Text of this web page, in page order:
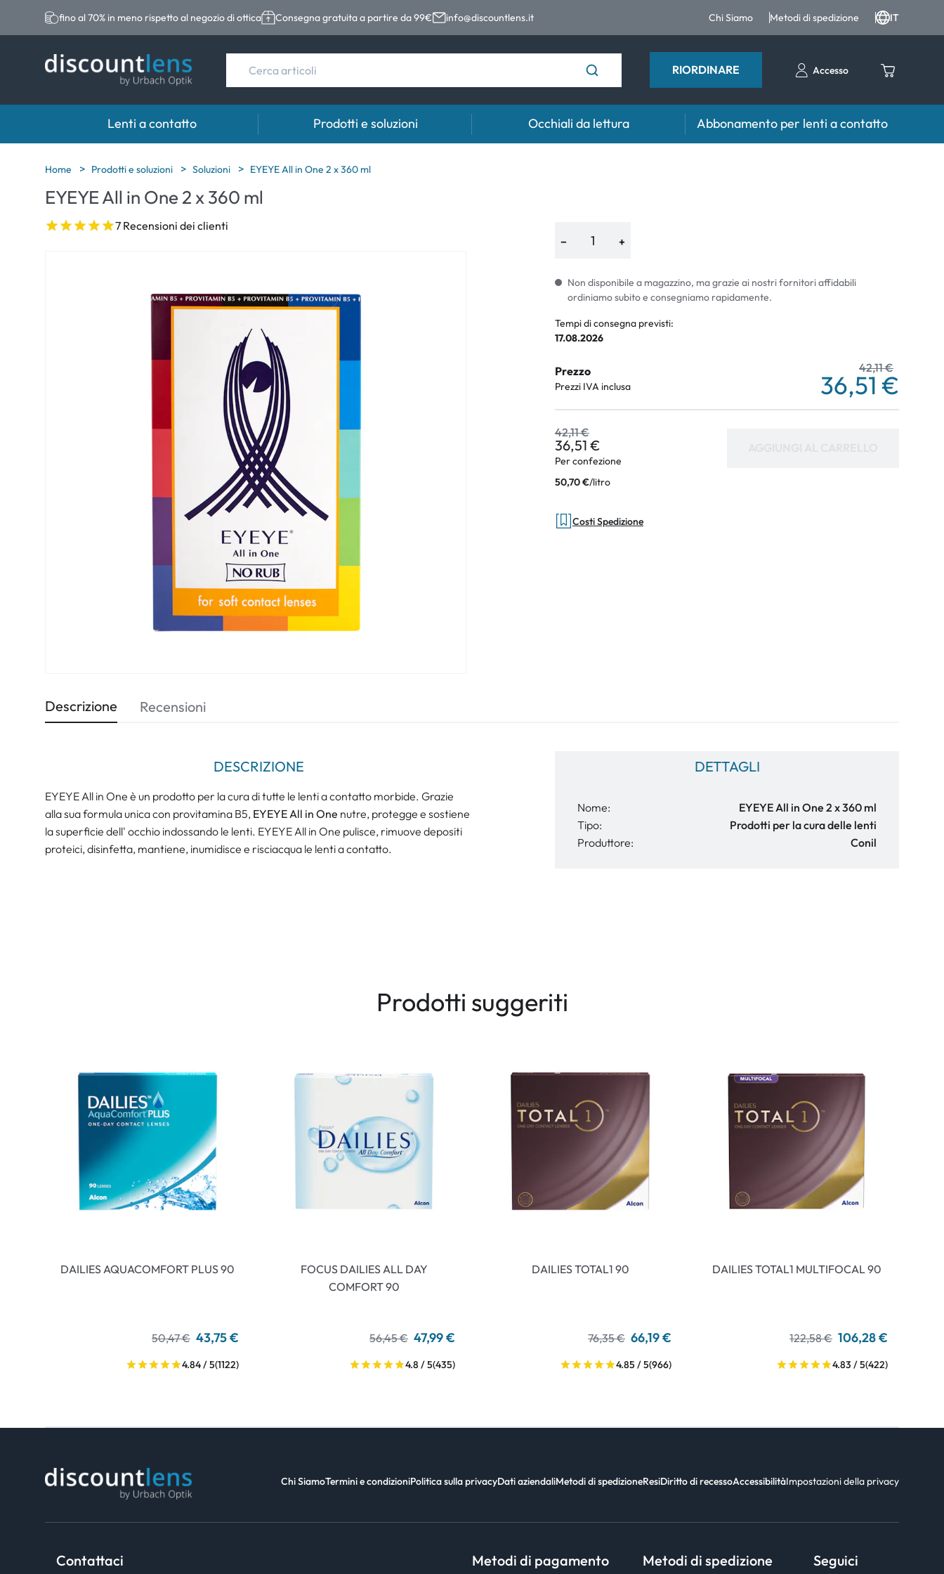
fino al 70% in meno rispetto al negozio di ottica Consegna gratuita a partire da 99€ info@discountlens.it Chi Siamo Metodi di spedizione IT
RIORDINARE Accesso
Lenti a contatto
Marche
Acuvue
Biotrue
Categoria
Lenti sferiche
Lenti toriche
Prodotti e soluzioni
Marche
Opti-Free
Futuro
Ever Clean Plus
Altre marche
% SALDI %
Occhiali da lettura Abbonamento per lenti a contatto
Home Prodotti e soluzioni Soluzioni EYEYE All in One 2 x 360 ml
EYEYE All in One 2 x 360 ml
7 Recensioni dei clienti
−
+
Non disponibile a magazzino, ma grazie ai nostri fornitori affidabili
ordiniamo subito e consegniamo rapidamente.
Tempi di consegna previsti:
17.08.2026
Prezzo
Prezzi IVA inclusa
42,11 €
36,51 €
42,11 €
36,51 €
Per confezione
50,70 €/litro
Costi Spedizione
Descrizione
DESCRIZIONE
EYEYE All in One è un prodotto per la cura di tutte le lenti a contatto morbide. Grazie
alla sua formula unica con provitamina B5, EYEYE All in One nutre, protegge e sostiene
la superficie dell' occhio indossando le lenti. EYEYE All in One pulisce, rimuove depositi
proteici, disinfetta, mantiene, inumidisce e risciacqua le lenti a contatto.
DETTAGLI
Nome:
EYEYE All in One 2 x 360 ml
Tipo:
Prodotti per la cura delle lenti
Produttore:
Conil
Recensioni
Prodotti suggeriti
DAILIES AQUACOMFORT PLUS 90
50,47 € 43,75 €
4.84 / 5(1122)
FOCUS DAILIES ALL DAY
COMFORT 90
56,45 € 47,99 €
4.8 / 5(435)
DAILIES TOTAL1 90
76,35 € 66,19 €
4.85 / 5(966)
DAILIES TOTAL1 MULTIFOCAL 90
122,58 € 106,28 €
4.83 / 5(422)
Chi SiamoTermini e condizioniPolitica sulla privacyDati aziendaliMetodi di spedizioneResiDiritto di recessoAccessibilitàImpostazioni della privacy
Contattaci Metodi di pagamento Metodi di spedizione Seguici